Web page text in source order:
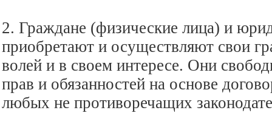
2. Граждане (физические лица) и
приобретают и осуществляют свои
волей и в своем интересе. Они
прав и обязанностей на основе
любых не противоречащих